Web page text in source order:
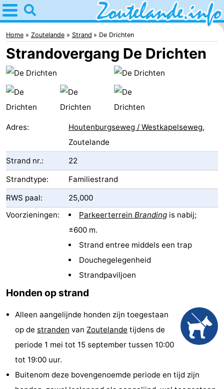
Home
Zoutelande
Tips
Voor
kinderen
Webcam
Webcam
Strand
Overnachten
Appartementen
Bed
minutes
Strand
Zien
&
Bezienswaardigheden
Home Zoutelande Strand De Drichten
Strandovergang De Drichten
Adres: Houtenburgseweg / Westkapelseweg,
Zoutelande
Strand nr.:
22
Strandtype:
Familiestrand
RWS paal:
25,000
Voorzieningen:
ParkeerterreinBranding is nabij;
±600 m.
Strand entree middels een trap
Douchegelegenheid
Strandpaviljoen
Honden op strand
Alleen aangelijnde honden zijn toegestaan
op de stranden van Zoutelande tijdens de
periode 1 mei tot 15 september tussen 10:00
tot 19:00 uur.
Buitenom deze bovengenoemde periode en tijd zijn